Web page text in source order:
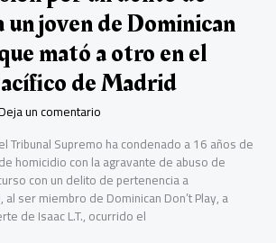
joven de Dominican
mató a otro en el
de Madrid
un comentario
Tribunal Supremo ha condenado a 16 años de
homicidio con la agravante de abuso de
con un delito de pertenencia a
ser miembro de Dominican Don’t Play, a
de Isaac L.T., ocurrido el